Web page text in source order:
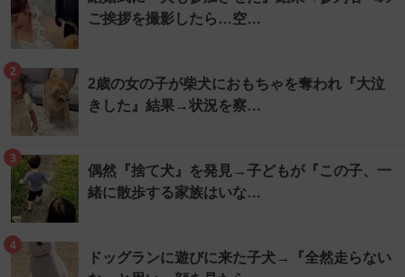
ご挨拶を撮影したら…空…
2
2歳の女の子が柴犬におもちゃを奪われ『大泣
きした』結果→状況を察…
3
偶然『捨て犬』を発見→子どもが『この子、一
緒に散歩する家族はいな…
4
ドッグランに遊びに来た子犬→『全然走らない